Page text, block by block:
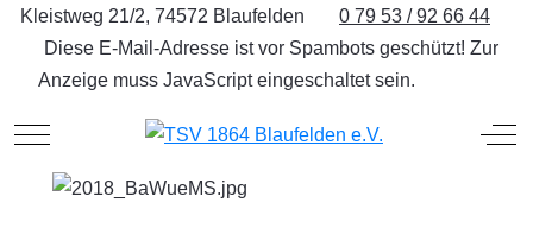
Kleistweg 21/2, 74572 Blaufelden
0 79 53 / 92 66 44
Diese E-Mail-Adresse ist vor Spambots geschützt! Zur
Anzeige muss JavaScript eingeschaltet sein.
Mobile Menu Toggle Off-